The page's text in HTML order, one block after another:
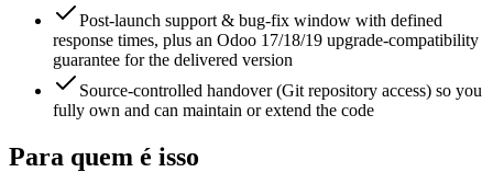
Post-launch support & bug-fix window with defined
response times, plus an Odoo 17/18/19 upgrade-compatibility
guarantee for the delivered version
Source-controlled handover (Git repository access) so you
fully own and can maintain or extend the code
Para quem é isso